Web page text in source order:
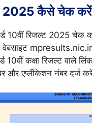
2025 कैसे चेक
10वीं रिजल्ट 2025 चेक
वेबसाइट
10वीं कक्षा रिजल्ट वाले
और एप्लीकेशन नंबर दर्ज